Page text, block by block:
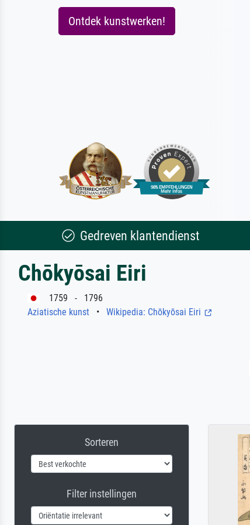
Ontdek kunstwerken!
Gedreven klantendienst
Chōkyōsai Eiri
1759 - 1796
Aziatische kunst • Wikipedia: Chōkyōsai Eiri
Sorteren
Filter instellingen